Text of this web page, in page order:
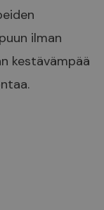
ilman
kestävämpää